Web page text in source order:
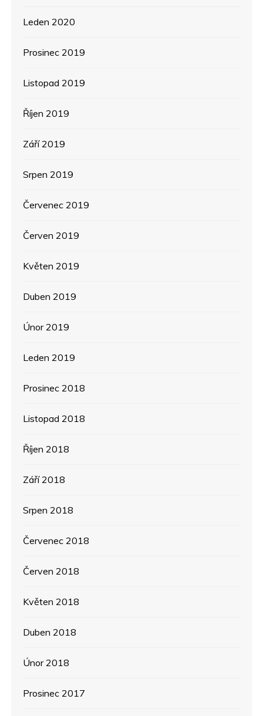
Leden 2020
Prosinec 2019
Listopad 2019
Říjen 2019
Září 2019
Srpen 2019
Červenec 2019
Červen 2019
Květen 2019
Duben 2019
Únor 2019
Leden 2019
Prosinec 2018
Listopad 2018
Říjen 2018
Září 2018
Srpen 2018
Červenec 2018
Červen 2018
Květen 2018
Duben 2018
Únor 2018
Prosinec 2017